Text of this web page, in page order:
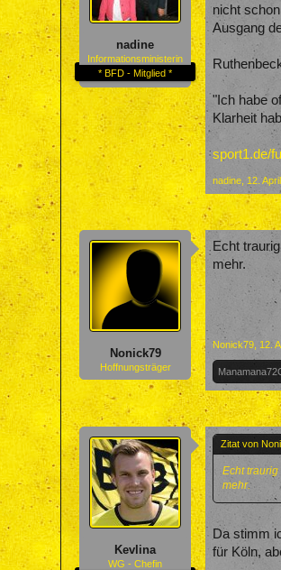
nadine
Informationsministerin
* BFD - Mitglied *
nicht
Ausgang
"Ich habe
Klarheit
sport1.de/
nadine 12.
Nonick79
Hoffnungsträger
Echt
mehr.
Nonick79 12.
Kevlina
WG - Chefin
Zitat von
Echt
mehr.
Da stimm
für Köln,